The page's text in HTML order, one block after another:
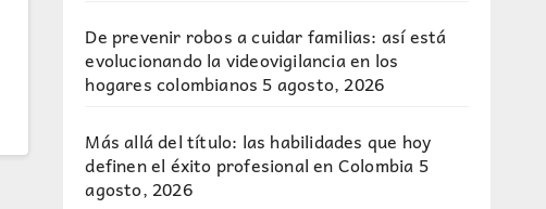
De prevenir robos a cuidar familias: así está
evolucionando la videovigilancia en los
hogares colombianos 5 agosto, 2026
Más allá del título: las habilidades que hoy
definen el éxito profesional en Colombia 5
agosto, 2026